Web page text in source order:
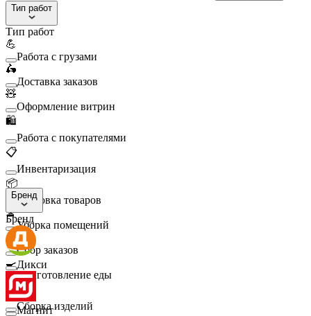
Тип работ
Тип работ
💪
Работа с грузами
🛵
Доставка заказов
🧸
Оформление витрин
🛍️
Работа с покупателями
📋
Инвентаризация
📦
Упаковка товаров
🧹
Уборка помещений
🛒
Сбор заказов
🍳
Приготовление еды
🛠️
Сборка изделий
Бренд
Бренд
Дикси
Магнит